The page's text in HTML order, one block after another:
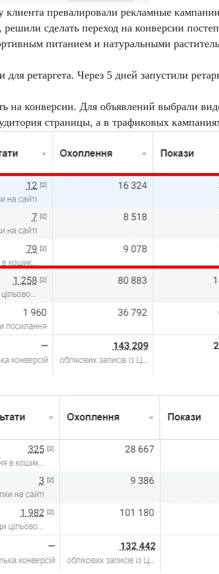
превалировали рекламные
сделать переход на конверсии
питанием и натуральными
ретаргета. Через 5 дней запустили
конверсии. Для объявлений выбрали
страницы, а в трафиковых